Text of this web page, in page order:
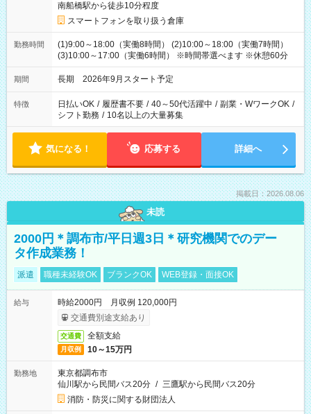
南船橋駅から徒歩10分程度
スマートフォンを取り扱う倉庫
勤務時間
(1)9:00～18:00（実働8時間） (2)10:00～18:00（実働7時間）
(3)10:00～17:00（実働6時間） ※時間帯選べます ※休憩60分
期間 長期 2026年9月スタート予定
特徴 日払いOK / 履歴書不要 / 40～50代活躍中 / 副業・WワークOK /
シフト勤務 / 10名以上の大量募集
気になる！ 応募する 詳細へ
掲載日：2026.08.06
未読
2000円＊調布市/平日週3日＊研究機関でのデー
タ作成業務！
派遣 職種未経験OK ブランクOK WEB登録・面接OK
給与
時給2000円 月収例 120,000円
交通費別途支給あり
交通費 全額支給
月収例 10～15万円
勤務地
東京都調布市
仙川駅から民間バス20分 / 三鷹駅から民間バス20分
消防・防災に関する財団法人